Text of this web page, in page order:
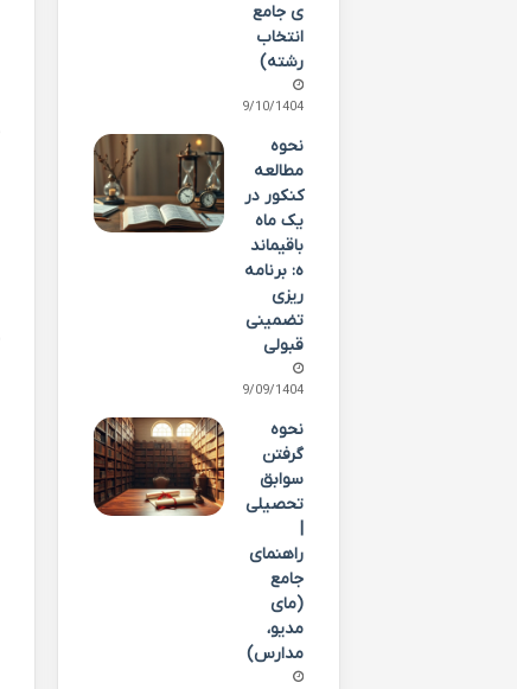
ی جامع
انتخاب
رشته)
09/10/1404
نحوه
مطالعه
کنکور در
یک ماه
باقیماند
ه: برنامه
ریزی
تضمینی
قبولی
09/09/1404
نحوه
گرفتن
سوابق
تحصیلی
|
راهنمای
جامع
(مای
مدیو،
مدارس)